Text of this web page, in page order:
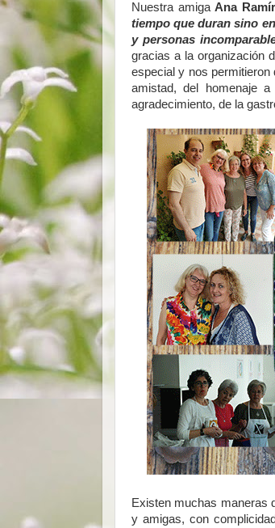
Nuestra amigaAna
tiempo que duran sino
y personas
gracias a la organización
especial y nos
amistad, del homenaje
agradecimiento, de la
Existen muchas maneras
y amigas, con